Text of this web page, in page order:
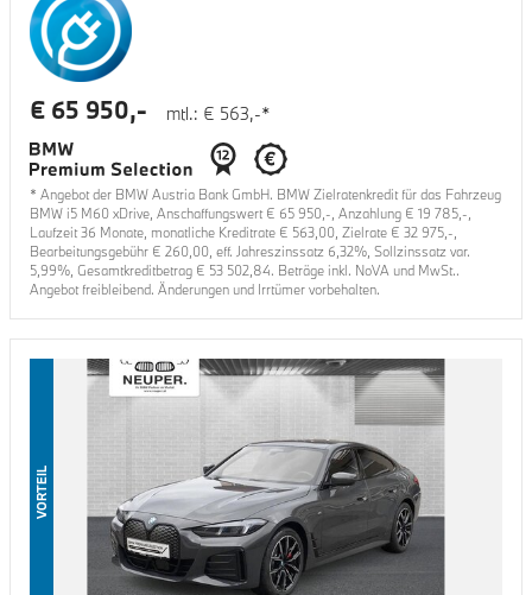
mtl.: € 563,-*
€ 65 950,-
* Angebot der BMW Austria Bank GmbH. BMW Zielratenkredit für das Fahrzeug
BMW i5 M60 xDrive , Anschaffungswert € 65 950 ,-, Anzahlung € 19 785 ,-,
Laufzeit36 Monate, monatliche Kreditrate € 563,00 , Zielrate € 32 975 ,-,
Bearbeitungsgebühr € 260,00 , eff. Jahreszinssatz 6,32%, Sollzinssatz var.
5,99%, Gesamtkreditbetrag € 53 502,84. Beträge inkl. NoVA und MwSt..
Angebot freibleibend. Änderungen und Irrtümer vorbehalten.
VORTEIL